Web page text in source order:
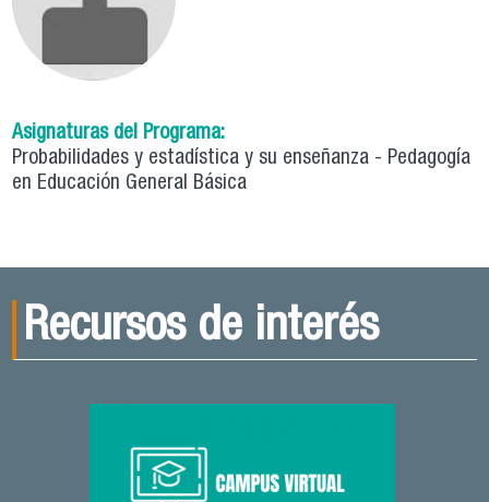
Asignaturas del Programa:
Probabilidades y estadística y su enseñanza - Pedagogía
en Educación General Básica
Recursos de interés